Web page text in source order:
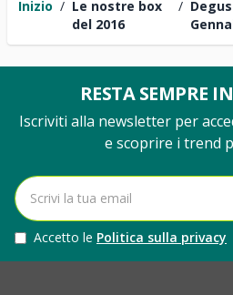
Inizio / Le nostre box
del 2016
/
RESTA SEMPRE
Iscriviti alla newsletter per
e scoprire i trend
Accetto le Politica sulla privacy